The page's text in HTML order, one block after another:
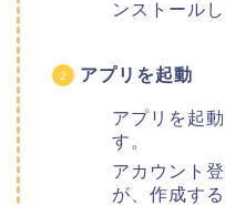
ンストールし
アプリを起動
アプリを起
す。
アカウント
が、作成す